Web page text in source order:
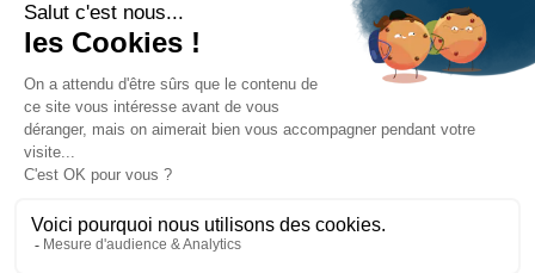
Mentions légales